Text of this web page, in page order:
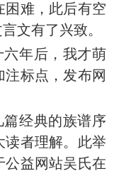
困难，此后有空
文有了兴致。
年后，我才萌
标点，发布网
经典的族谱序
读者理解。此举
公益网站吴氏在